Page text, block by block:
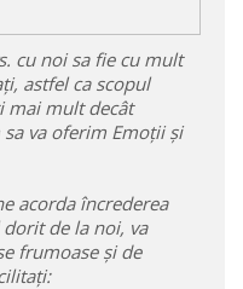
cu noi sa fie cu mult
astfel ca scopul
mai mult decât
va oferim Emoții și
acorda încrederea
dorit de la noi, va
frumoase și de